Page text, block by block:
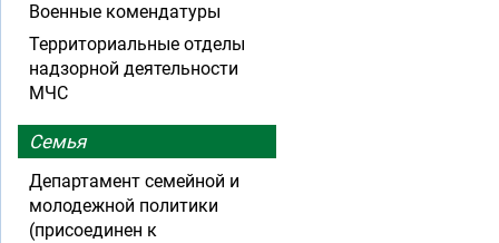
Военные комендатуры
Территориальные отделы
надзорной деятельности
МЧС
Семья
Департамент семейной и
молодежной политики
(присоединен к